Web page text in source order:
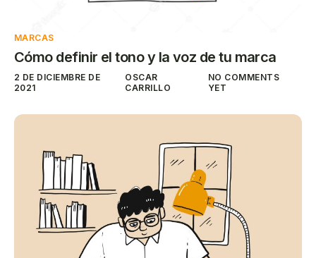
MARCAS
Cómo definir el tono y la voz de tu marca
2 DE DICIEMBRE DE
2021
OSCAR
CARRILLO
NO COMMENTS
YET